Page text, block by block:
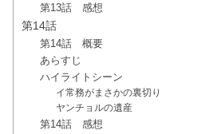
第13話 感想
第14話
第14話 概要
あらすじ
ハイライトシーン
イ常務がまさかの裏切り
ヤンチョルの遺産
第14話 感想